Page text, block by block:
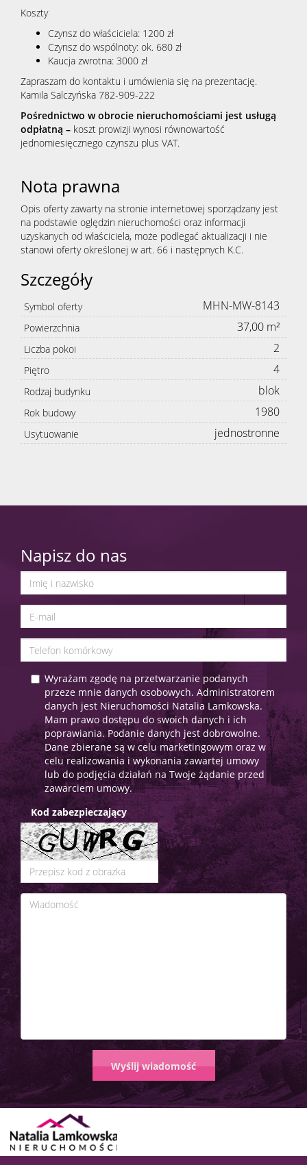
Koszty
Czynsz do właściciela: 1200 zł
Czynsz do wspólnoty: ok. 680 zł
Kaucja zwrotna: 3000 zł
Zapraszam do kontaktu i umówienia się na prezentację.
Kamila Salczyńska 782-909-222
Pośrednictwo w obrocie nieruchomościami jest usługą
odpłatną – koszt prowizji wynosi równowartość
jednomiesięcznego czynszu plus VAT.
Nota prawna
Opis oferty zawarty na stronie internetowej sporządzany jest
na podstawie oględzin nieruchomości oraz informacji
uzyskanych od właściciela, może podlegać aktualizacji i nie
stanowi oferty określonej w art. 66 i następnych K.C.
Szczegóły
Symbol oferty MHN-MW-8143
Powierzchnia 37,00 m²
Liczba pokoi 2
Piętro 4
Rodzaj budynku blok
Rok budowy 1980
Usytuowanie jednostronne
Napisz do nas
Wyrażam zgodę na przetwarzanie podanych
przeze mnie danych osobowych. Administratorem
danych jest Nieruchomości Natalia Lamkowska.
Mam prawo dostępu do swoich danych i ich
poprawiania. Podanie danych jest dobrowolne.
Dane zbierane są w celu marketingowym oraz w
celu realizowania i wykonania zawartej umowy
lub do podjęcia działań na Twoje żądanie przed
zawarciem umowy.
Kod zabezpieczający